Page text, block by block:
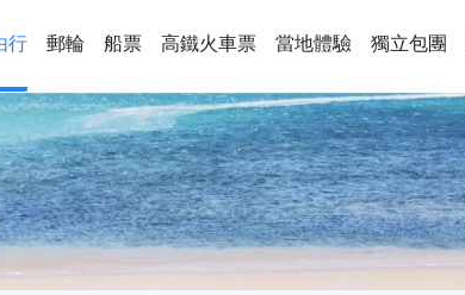
行 郵輪 船票 高鐵火車票 當地體驗 獨立包團